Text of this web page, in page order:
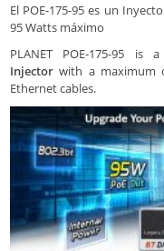
El POE-175-95 es un
95 Watts máximo
PLANET POE-175-95 is a
Injector with a maximum
Ethernet cables.